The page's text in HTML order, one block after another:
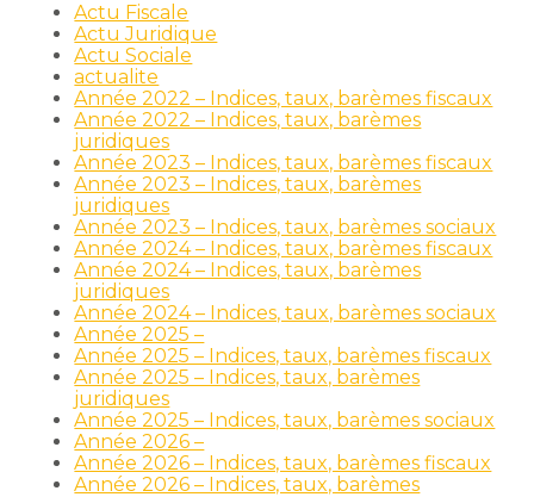
Actu Fiscale
Actu Juridique
Actu Sociale
actualite
Année 2022 – Indices, taux, barèmes fiscaux
Année 2022 – Indices, taux, barèmes
juridiques
Année 2023 – Indices, taux, barèmes fiscaux
Année 2023 – Indices, taux, barèmes
juridiques
Année 2023 – Indices, taux, barèmes sociaux
Année 2024 – Indices, taux, barèmes fiscaux
Année 2024 – Indices, taux, barèmes
juridiques
Année 2024 – Indices, taux, barèmes sociaux
Année 2025 –
Année 2025 – Indices, taux, barèmes fiscaux
Année 2025 – Indices, taux, barèmes
juridiques
Année 2025 – Indices, taux, barèmes sociaux
Année 2026 –
Année 2026 – Indices, taux, barèmes fiscaux
Année 2026 – Indices, taux, barèmes